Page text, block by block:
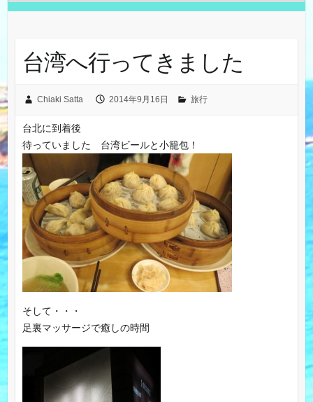
台湾へ行ってきました
Chiaki Satta 2014年9月16日 旅行
台北に到着後
待っていました 台湾ビールと小籠包！
そして・・・
足裏マッサージで癒しの時間